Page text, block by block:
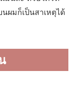
ผมก็เป็นสาเหตุได้